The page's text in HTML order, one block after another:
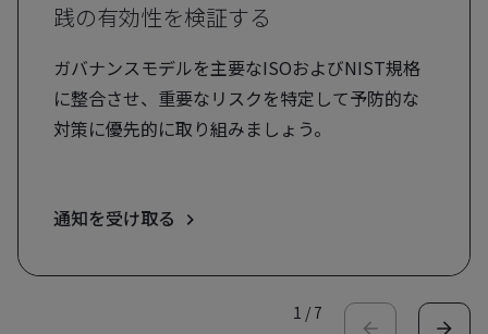
践の有効性を検証する
ガバナンスモデルを主要なISOおよびNIST規格
に整合させ、重要なリスクを特定して予防的な
対策に優先的に取り組みましょう。
通知を受け取る
1 / 7